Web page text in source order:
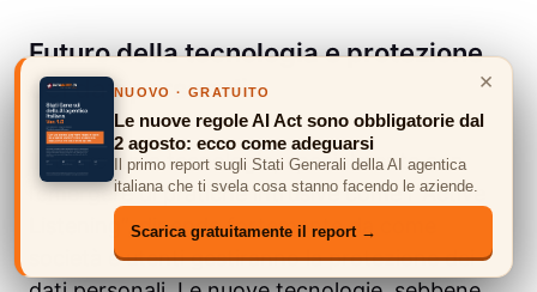
Futuro della tecnologia e protezione
dei dati personali
Il futuro della tecnologia, specialmente con
l’emergere di pratiche intrusive come l’“Active
Listening”, dipende fortemente da come
società e utenti gestiranno la protezione dei
×
NUOVO · GRATUITO
Le nuove regole AI Act sono obbligatorie dal
2 agosto: ecco come adeguarsi
Il primo report sugli Stati Generali della AI agentica
italiana che ti svela cosa stanno facendo le aziende.
Scarica gratuitamente il report →